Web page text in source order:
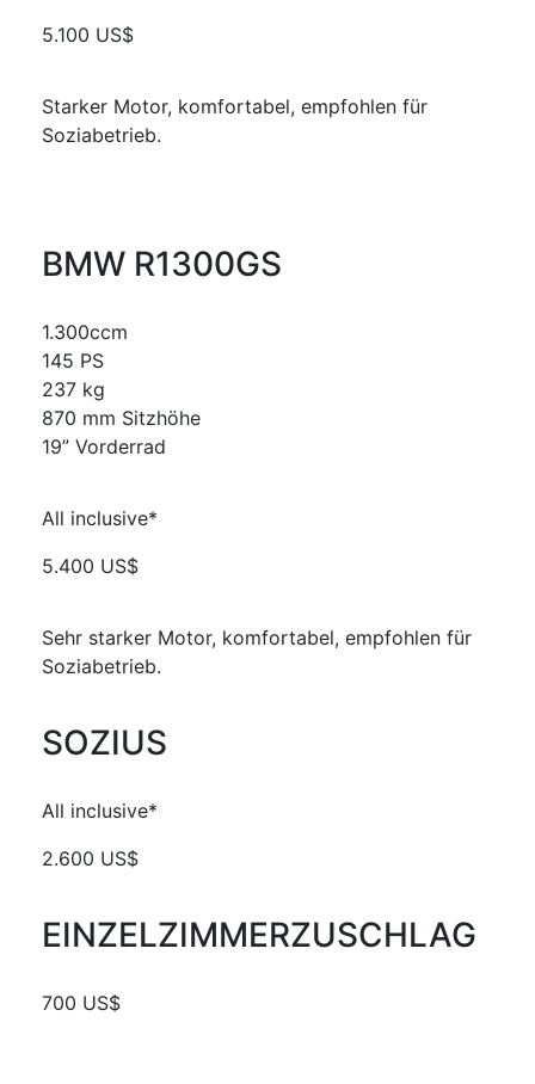
5.100 US$
Starker Motor, komfortabel, empfohlen für
Soziabetrieb.
BMW R1300GS
1.300ccm
145 PS
237 kg
870 mm Sitzhöhe
19” Vorderrad
All inclusive*
5.400 US$
Sehr starker Motor, komfortabel, empfohlen für
Soziabetrieb.
SOZIUS
All inclusive*
2.600 US$
EINZELZIMMERZUSCHLAG
700 US$